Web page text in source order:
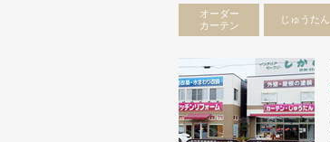
オーダー
カーテン
じゅうたん